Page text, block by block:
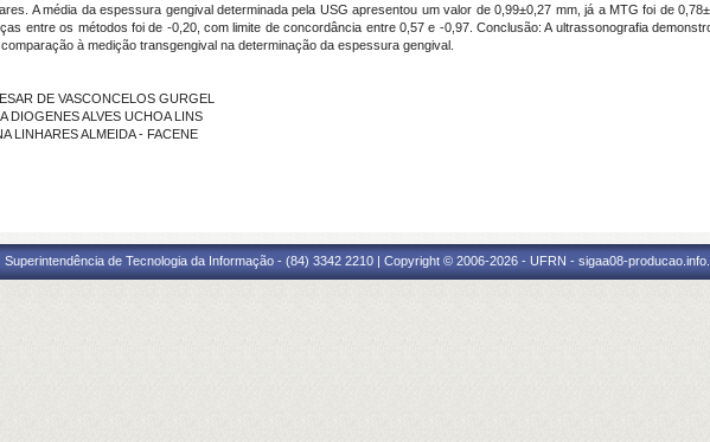
A média da espessura gengival determinada pela USG apresentou um valor de 0,99±0,27 mm, já a MTG foi de
entre os métodos foi de -0,20, com limite de concordância entre 0,57 e -0,97. Conclusão: A ultrassonografia
à medição transgengival na determinação da espessura gengival.
DE VASCONCELOS GURGEL
DIOGENES ALVES UCHOA LINS
LINHARES ALMEIDA - FACENE
Superintendência de Tecnologia da Informação - (84) 3342 2210 | Copyright © 2006-2026 - UFRN - sigaa08-